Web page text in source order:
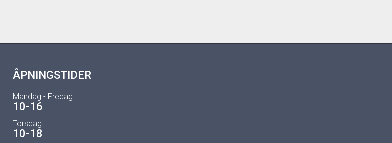
ÅPNINGSTIDER
Mandag - Fredag:
10-16
Torsdag:
10-18